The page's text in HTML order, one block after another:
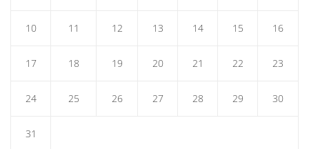
10 11 12 13 14 15 16
17 18 19 20 21 22 23
24 25 26 27 28 29 30
31